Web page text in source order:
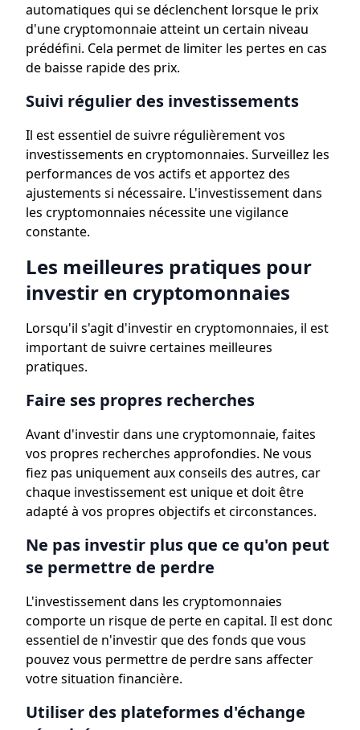
automatiques qui se déclenchent lorsque le prix
d'une cryptomonnaie atteint un certain niveau
prédéfini. Cela permet de limiter les pertes en cas
de baisse rapide des prix.
Suivi régulier des investissements
Il est essentiel de suivre régulièrement vos
investissements en cryptomonnaies. Surveillez les
performances de vos actifs et apportez des
ajustements si nécessaire. L'investissement dans
les cryptomonnaies nécessite une vigilance
constante.
Les meilleures pratiques pour
investir en cryptomonnaies
Lorsqu'il s'agit d'investir en cryptomonnaies, il est
important de suivre certaines meilleures
pratiques.
Faire ses propres recherches
Avant d'investir dans une cryptomonnaie, faites
vos propres recherches approfondies. Ne vous
fiez pas uniquement aux conseils des autres, car
chaque investissement est unique et doit être
adapté à vos propres objectifs et circonstances.
Ne pas investir plus que ce qu'on peut
se permettre de perdre
L'investissement dans les cryptomonnaies
comporte un risque de perte en capital. Il est donc
essentiel de n'investir que des fonds que vous
pouvez vous permettre de perdre sans affecter
votre situation financière.
Utiliser des plateformes d'échange